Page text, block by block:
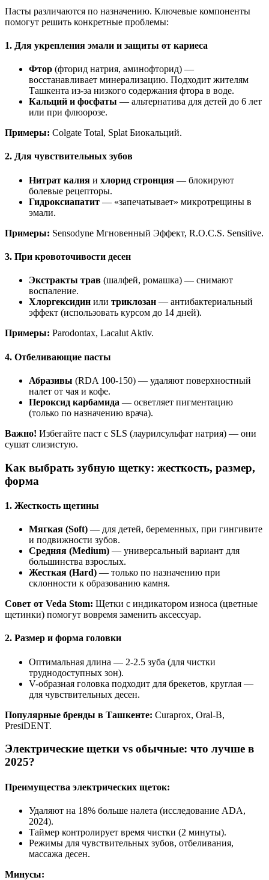
Пасты различаются по назначению. Ключевые компоненты
помогут решить конкретные проблемы:
1. Для укрепления эмали и защиты от кариеса
Фтор (фторид натрия, аминофторид) —
восстанавливает минерализацию. Подходит жителям
Ташкента из-за низкого содержания фтора в воде.
Кальций и фосфаты — альтернатива для детей до 6 лет
или при флюорозе.
Примеры: Colgate Total, Splat Биокальций.
2. Для чувствительных зубов
Нитрат калия и хлорид стронция — блокируют
болевые рецепторы.
Гидроксиапатит — «запечатывает» микротрещины в
эмали.
Примеры: Sensodyne Мгновенный Эффект, R.O.C.S. Sensitive.
3. При кровоточивости десен
Экстракты трав (шалфей, ромашка) — снимают
воспаление.
Хлоргексидин или триклозан — антибактериальный
эффект (использовать курсом до 14 дней).
Примеры: Parodontax, Lacalut Aktiv.
4. Отбеливающие пасты
Абразивы (RDA 100-150) — удаляют поверхностный
налет от чая и кофе.
Пероксид карбамида — осветляет пигментацию
(только по назначению врача).
Важно! Избегайте паст с SLS (лаурилсульфат натрия) — они
сушат слизистую.
Как выбрать зубную щетку: жесткость, размер,
форма
1. Жесткость щетины
Мягкая (Soft) — для детей, беременных, при гингивите
и подвижности зубов.
Средняя (Medium) — универсальный вариант для
большинства взрослых.
Жесткая (Hard) — только по назначению при
склонности к образованию камня.
Совет от Veda Stom: Щетки с индикатором износа (цветные
щетинки) помогут вовремя заменить аксессуар.
2. Размер и форма головки
Оптимальная длина — 2-2.5 зуба (для чистки
труднодоступных зон).
V-образная головка подходит для брекетов, круглая —
для чувствительных десен.
Популярные бренды в Ташкенте: Curaprox, Oral-B,
PresiDENT.
Электрические щетки vs обычные: что лучше в
2025?
Преимущества электрических щеток:
Удаляют на 18% больше налета (исследование ADA,
2024).
Таймер контролирует время чистки (2 минуты).
Режимы для чувствительных зубов, отбеливания,
массажа десен.
Минусы: